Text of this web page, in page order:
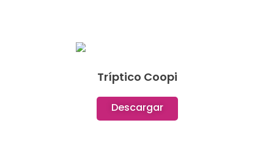
Tríptico Coopi
Descargar